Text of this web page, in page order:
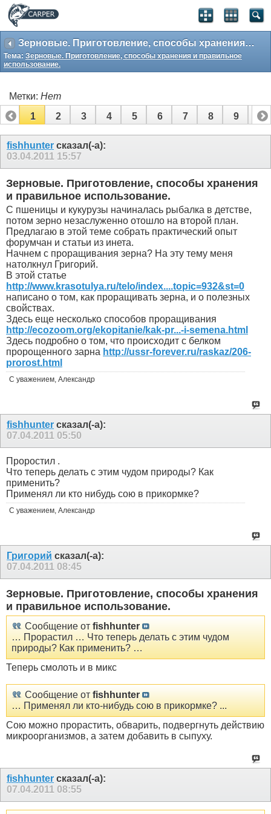
Зерновые. Приготовление, способы хранения и правильное использование.
Тема: Зерновые. Приготовление, способы хранения и правильное
использование.
Метки: Нет
1
2 3 4 5 6 7 8 9 10
fishhunter сказал(-а):
03.04.2011 15:57
Зерновые. Приготовление, способы хранения
и правильное использование.
С пшеницы и кукурузы начиналась рыбалка в детстве,
потом зерно незаслуженно отошло на второй план.
Предлагаю в этой теме собрать практический опыт
форумчан и статьи из инета.
Начнем с проращивания зерна? На эту тему меня
натолкнул Григорий.
В этой статье
http://www.krasotulya.ru/telo/index....topic=932&st=0
написано о том, как проращивать зерна, и о полезных
свойствах.
Здесь еще несколько способов проращивания
http://ecozoom.org/ekopitanie/kak-pr...-i-semena.html
Здесь подробно о том, что происходит с белком
пророщенного зарна http://ussr-forever.ru/raskaz/206-
prorost.html
С уважением, Александр
fishhunter сказал(-а):
07.04.2011 05:50
Проростил .
Что теперь делать с этим чудом природы? Как
применить?
Применял ли кто нибудь сою в прикормке?
С уважением, Александр
Григорий сказал(-а):
07.04.2011 08:45
Зерновые. Приготовление, способы хранения
и правильное использование.
Сообщение от fishhunter
… Прорастил … Что теперь делать с этим чудом
природы? Как применить? …
Теперь смолоть и в микс
Сообщение от fishhunter
… Применял ли кто-нибудь сою в прикормке? ...
Сою можно прорастить, обварить, подвергнуть действию
микроорганизмов, а затем добавить в сыпуху.
fishhunter сказал(-а):
07.04.2011 08:55